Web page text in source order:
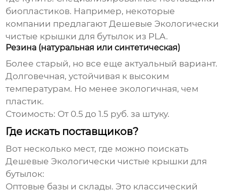
биопластиков. Например, некоторые
компании предлагаютДешевые Экологически
чистые крышки для бутылок из PLA.
Резина (натуральная или синтетическая)
Более старый, но все еще актуальный вариант.
Долговечная, устойчивая к высоким
температурам. Но менее экологичная, чем
пластик.
Стоимость: От 0.5 до 1.5 руб. за штуку.
Где искать поставщиков?
Вот несколько мест, где можно поискать
Дешевые Экологически чистые крышки для
бутылок:
Оптовые базы и склады. Это классический